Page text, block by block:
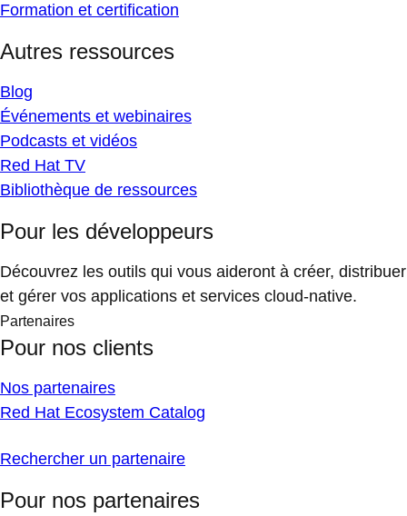
Formation et certification
Autres ressources
Blog
Événements et webinaires
Podcasts et vidéos
Red Hat TV
Bibliothèque de ressources
Pour les développeurs
Découvrez les outils qui vous aideront à créer, distribuer
et gérer vos applications et services cloud-native.
Partenaires
Pour nos clients
Nos partenaires
Red Hat Ecosystem Catalog
Rechercher un partenaire
Pour nos partenaires